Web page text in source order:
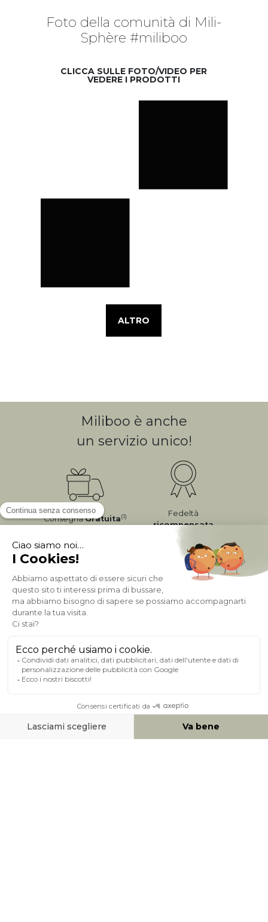
Foto della comunità di Mili-
Sphère #miliboo
CLICCA SULLE FOTO/VIDEO PER
VEDERE I PRODOTTI
ALTRO
Miliboo è anche
un servizio unico!
ConsegnaGratuita(1)
Fedeltà
ricompensata
Pagamento sicuro
A PROPOSITO DI MILIBOO
AIUTO & CONTATTO